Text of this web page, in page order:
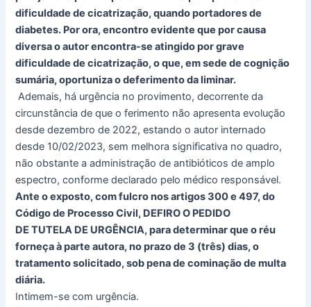
dificuldade de cicatrização, quando portadores de
diabetes. Por ora, encontro evidente que por causa
diversa o autor encontra-se atingido por grave
dificuldade de cicatrização, o que, em sede de cognição
sumária, oportuniza o deferimento da liminar.
Ademais, há urgência no provimento, decorrente da
circunstância de que o ferimento não apresenta evolução
desde dezembro de 2022, estando o autor internado
desde 10/02/2023, sem melhora significativa no quadro,
não obstante a administração de antibióticos de amplo
espectro, conforme declarado pelo médico responsável.
Ante o exposto, com fulcro nos artigos 300 e 497, do
Código de Processo Civil, DEFIRO O PEDIDO
DE TUTELA DE URGÊNCIA, para determinar que o réu
forneça à parte autora, no prazo de 3 (três) dias, o
tratamento solicitado, sob pena de cominação de multa
diária.
Intimem-se com urgência.